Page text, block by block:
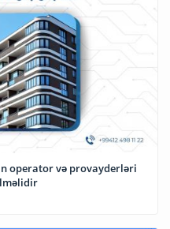
operator və provayderləri